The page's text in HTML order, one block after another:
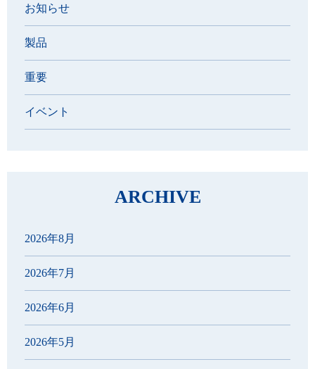
お知らせ
製品
重要
イベント
ARCHIVE
2026年8月
2026年7月
2026年6月
2026年5月